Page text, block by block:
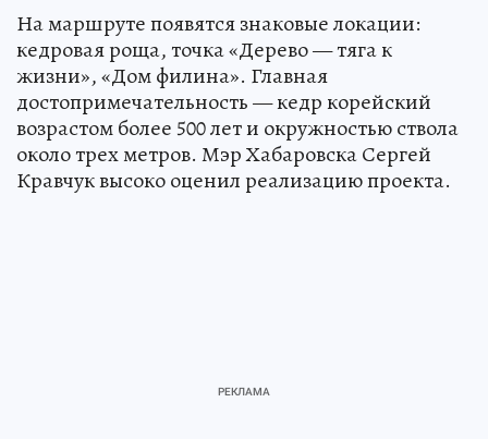
На маршруте появятся знаковые локации:
кедровая роща, точка «Дерево — тяга к
жизни», «Дом филина». Главная
достопримечательность — кедр корейский
возрастом более 500 лет и окружностью ствола
около трех метров. Мэр Хабаровска Сергей
Кравчук высоко оценил реализацию проекта.